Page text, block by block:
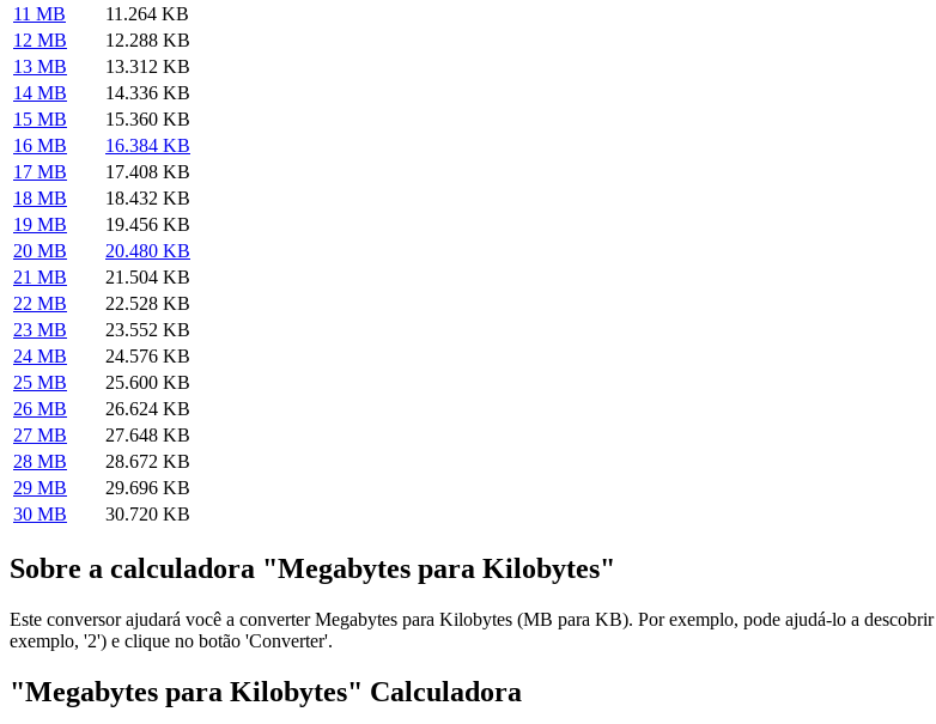
11 MB
11.264 KB
12 MB
12.288 KB
13 MB
13.312 KB
14 MB
14.336 KB
15 MB
15.360 KB
16 MB
16.384 KB
17 MB
17.408 KB
18 MB
18.432 KB
19 MB
19.456 KB
20 MB
20.480 KB
21 MB
21.504 KB
22 MB
22.528 KB
23 MB
23.552 KB
24 MB
24.576 KB
25 MB
25.600 KB
26 MB
26.624 KB
27 MB
27.648 KB
28 MB
28.672 KB
29 MB
29.696 KB
30 MB
30.720 KB
Sobre a calculadora "Megabytes para Kilobytes"
Este conversor ajudará você a converter Megabytes para Kilobytes (MB para KB). Por exemplo, pode ajudá-lo a descobrir
exemplo, '2') e clique no botão 'Converter'.
"Megabytes para Kilobytes" Calculadora